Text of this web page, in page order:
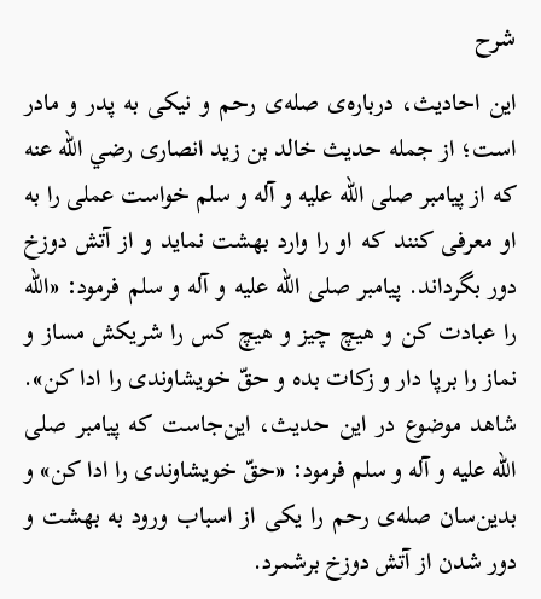
شرح
این احادیث، درباره‌ی صله‌ی رحم و نیکی به پدر و مادر
است؛ از جمله حدیث خالد بن زید انصاری رضي الله عنه
که از پیامبر صلی الله علیه و آله و سلم خواست عملی را به
او معرفی کنند که او را وارد بهشت نماید و از آتش دوزخ
دور بگرداند. پیامبر صلی الله علیه و آله و سلم فرمود: «الله
را عبادت کن و هیچ چیز و هیچ کس را شریکش مساز و
نماز را برپا دار و زکات بده و حقّ خویشاوندی را ادا کن».
شاهد موضوع در این حدیث، این‌جاست که پیامبر صلی
الله علیه و آله و سلم فرمود: «حقّ خویشاوندی را ادا کن» و
بدین‌سان صله‌ی رحم را یکی از اسباب ورود به بهشت و
دور شدن از آتش دوزخ برشمرد.